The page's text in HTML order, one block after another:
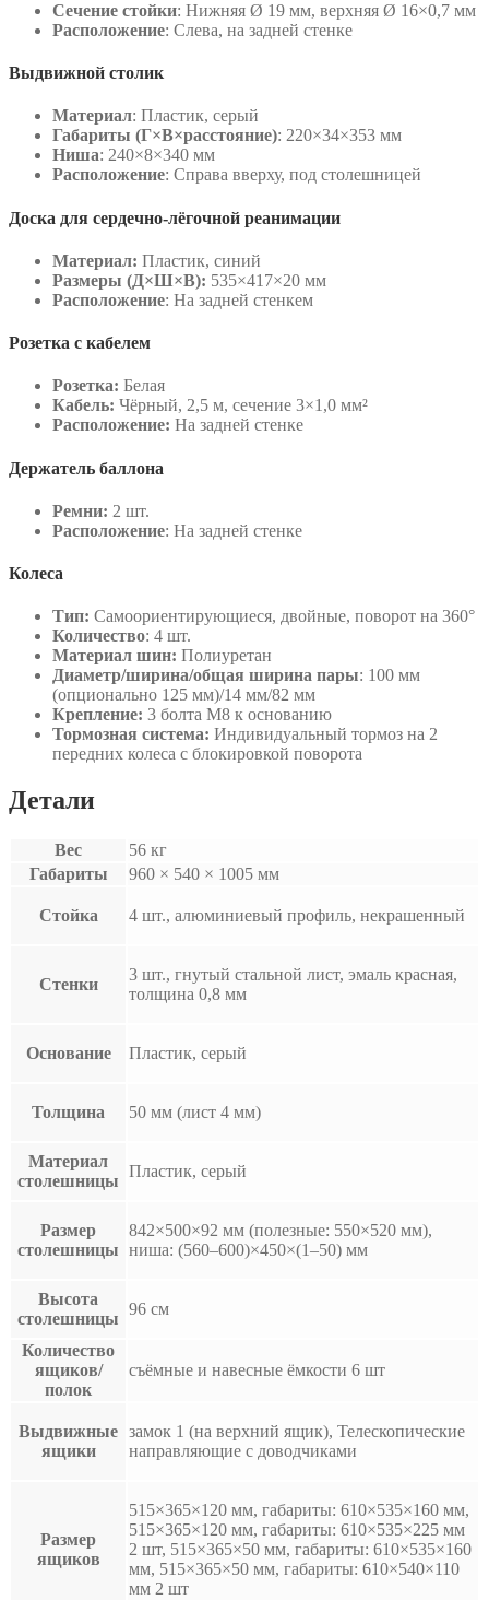
Сечение стойки: Нижняя Ø 19 мм, верхняя Ø 16×0,7 мм
Расположение: Слева, на задней стенке
Выдвижной столик
Материал: Пластик, серый
Габариты (Г×В×расстояние): 220×34×353 мм
Ниша: 240×8×340 мм
Расположение: Справа вверху, под столешницей
Доска для сердечно-лёгочной реанимации
Материал: Пластик, синий
Размеры (Д×Ш×В): 535×417×20 мм
Расположение: На задней стенкем
Розетка с кабелем
Розетка: Белая
Кабель: Чёрный, 2,5 м, сечение 3×1,0 мм²
Расположение: На задней стенке
Держатель баллона
Ремни: 2 шт.
Расположение: На задней стенке
Колеса
Тип: Самоориентирующиеся, двойные, поворот на 360°
Количество: 4 шт.
Материал шин: Полиуретан
Диаметр/ширина/общая ширина пары: 100 мм
(опционально 125 мм)/14 мм/82 мм
Крепление: 3 болта М8 к основанию
Тормозная система: Индивидуальный тормоз на 2
передних колеса с блокировкой поворота
Детали
Вес
56 кг
Габариты
960 × 540 × 1005 мм
Стойка 4 шт., алюминиевый профиль, некрашенный
Стенки
3 шт., гнутый стальной лист, эмаль красная,
толщина 0,8 мм
Основание Пластик, серый
Толщина 50 мм (лист 4 мм)
Материал
столешницы
Пластик, серый
Размер
столешницы
842×500×92 мм (полезные: 550×520 мм),
ниша: (560–600)×450×(1–50) мм
Высота
столешницы
96 см
Количество
ящиков/
полок
съёмные и навесные ёмкости 6 шт
Выдвижные
ящики
замок 1 (на верхний ящик), Телескопические
направляющие с доводчиками
Размер
ящиков
515×365×120 мм, габариты: 610×535×160 мм,
515×365×120 мм, габариты: 610×535×225 мм
2 шт, 515×365×50 мм, габариты: 610×535×160
мм, 515×365×50 мм, габариты: 610×540×110
мм 2 шт